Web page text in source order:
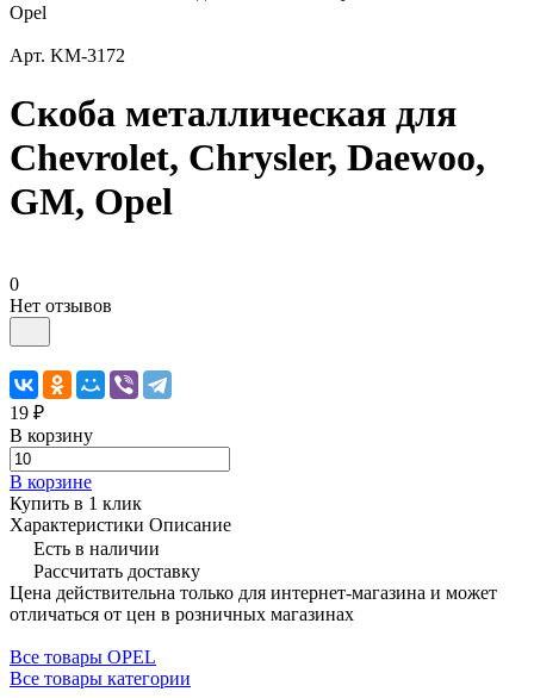
Opel
Арт. KM-3172
Скоба металлическая для
Chevrolet, Chrysler, Daewoo,
GM, Opel
0
Нет отзывов
19 ₽
В корзину
В корзине
Купить в 1 клик
Характеристики Описание
Есть в наличии
Рассчитать доставку
Цена действительна только для интернет-магазина и может
отличаться от цен в розничных магазинах
Все товары OPEL
Все товары категории